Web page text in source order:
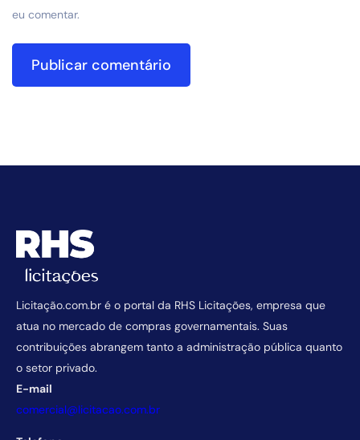
eu comentar.
Licitação.com.br é o portal da RHS Licitações, empresa que
atua no mercado de compras governamentais. Suas
contribuições abrangem tanto a administração pública quanto
o setor privado.
E-mail
comercial@licitacao.com.br